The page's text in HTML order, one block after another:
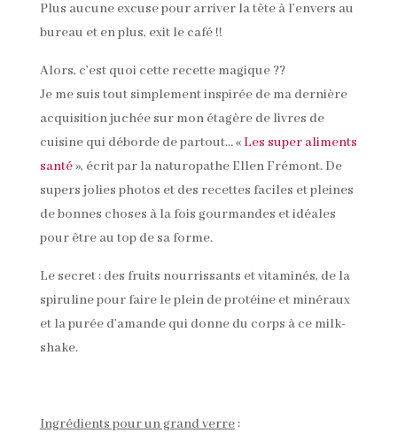
Plus aucune excuse pour arriver la tête à l’envers au
bureau et en plus, exit le café !!
Alors, c’est quoi cette recette magique ??
Je me suis tout simplement inspirée de ma dernière
acquisition juchée sur mon étagère de livres de
cuisine qui déborde de partout… «Les super aliments
santé», écrit par la naturopathe Ellen Frémont. De
supers jolies photos et des recettes faciles et pleines
de bonnes choses à la fois gourmandes et idéales
pour être au top de sa forme.
Le secret : des fruits nourrissants et vitaminés, de la
spiruline pour faire le plein de protéine et minéraux
et la purée d’amande qui donne du corps à ce milk-
shake.
Ingrédients pour un grand verre: